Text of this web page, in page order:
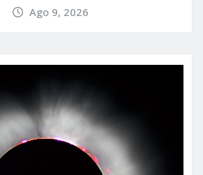
Ago 9, 2026